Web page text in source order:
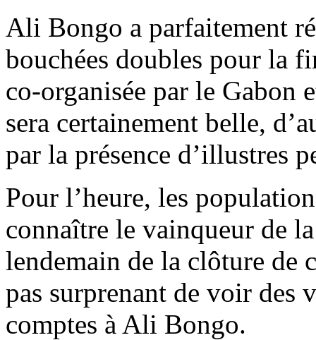
Ali Bongo a parfaitement
bouchées doubles pour la
co-organisée par le Gabon
sera certainement belle,
par la présence d’illustres
Pour l’heure, les
connaître le vainqueur de
lendemain de la clôture de
pas surprenant de voir des
comptes à Ali Bongo.